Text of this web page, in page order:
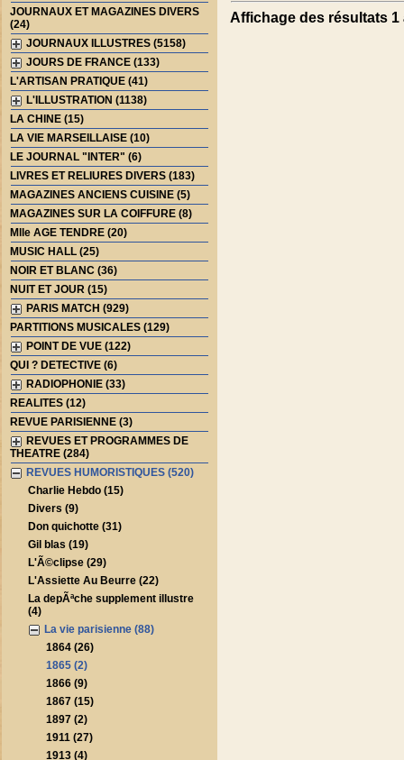
JOURNAUX ET MAGAZINES DIVERS
(24)
JOURNAUX ILLUSTRES (5158)
JOURS DE FRANCE (133)
L'ARTISAN PRATIQUE (41)
L'ILLUSTRATION (1138)
LA CHINE (15)
LA VIE MARSEILLAISE (10)
LE JOURNAL "INTER" (6)
LIVRES ET RELIURES DIVERS (183)
MAGAZINES ANCIENS CUISINE (5)
MAGAZINES SUR LA COIFFURE (8)
Mlle AGE TENDRE (20)
MUSIC HALL (25)
NOIR ET BLANC (36)
NUIT ET JOUR (15)
PARIS MATCH (929)
PARTITIONS MUSICALES (129)
POINT DE VUE (122)
QUI ? DETECTIVE (6)
RADIOPHONIE (33)
REALITES (12)
REVUE PARISIENNE (3)
REVUES ET PROGRAMMES DE
THEATRE (284)
REVUES HUMORISTIQUES (520)
Charlie Hebdo (15)
Divers (9)
Don quichotte (31)
Gil blas (19)
L'Ã©clipse (29)
L'Assiette Au Beurre (22)
La depÃªche supplement illustre
(4)
La vie parisienne (88)
1864 (26)
1865 (2)
1866 (9)
1867 (15)
1897 (2)
1911 (27)
1913 (4)
Affichage des résultats 1